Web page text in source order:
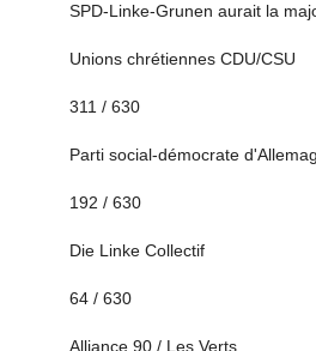
SPD-Linke-Grunen aurait la
Unions chrétiennes CDU/CSU
311 / 630
Parti social-démocrate
192 / 630
Die Linke Collectif
64 / 630
Alliance 90 / Les Verts